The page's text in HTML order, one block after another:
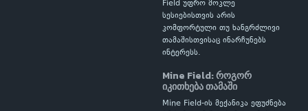
Field უფრო მოკლე
სესიებისთვის არის
კომფორტული თუ ხანგრძლივი
თამაშისთვისაც ინარჩუნებს
ინტერესს.
Mine Field: როგორ
იკითხება თამაში
Mine Field-ის მექანიკა ეფუძნება